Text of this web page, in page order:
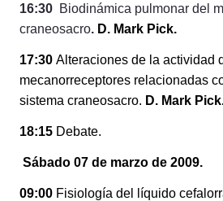
16:30 Biodinámica pulmonar del
craneosacro. D. Mark Pick.
17:30 Alteraciones de la actividad
mecanorreceptores relacionadas
sistema craneosacro. D. Mark
18:15 Debate.
Sábado 07 de marzo de 2009.
09:00 Fisiología del líquido